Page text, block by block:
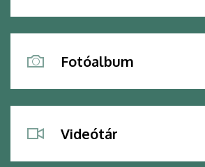
Fotóalbum
Videótár